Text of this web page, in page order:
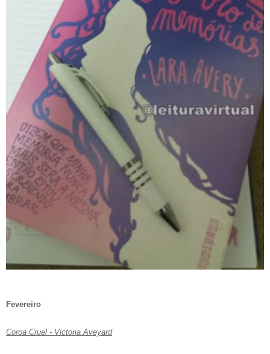
Fevereiro
Coroa Cruel - Victoria Aveyard